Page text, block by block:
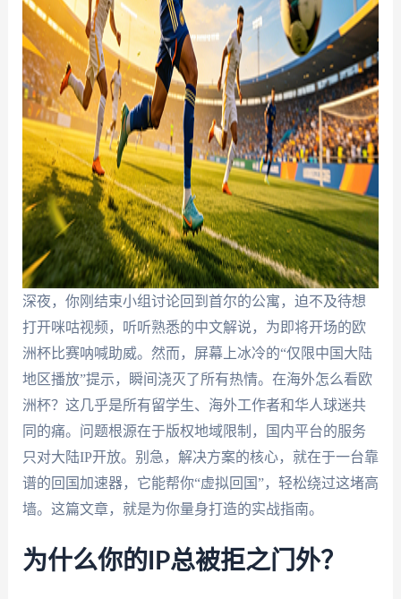
深夜，你刚结束小组讨论回到首尔的公寓，迫不及待想
打开咪咕视频，听听熟悉的中文解说，为即将开场的欧
洲杯比赛呐喊助威。然而，屏幕上冰冷的“仅限中国大陆
地区播放”提示，瞬间浇灭了所有热情。在海外怎么看欧
洲杯？这几乎是所有留学生、海外工作者和华人球迷共
同的痛。问题根源在于版权地域限制，国内平台的服务
只对大陆IP开放。别急，解决方案的核心，就在于一台靠
谱的回国加速器，它能帮你“虚拟回国”，轻松绕过这堵高
墙。这篇文章，就是为你量身打造的实战指南。
为什么你的IP总被拒之门外？